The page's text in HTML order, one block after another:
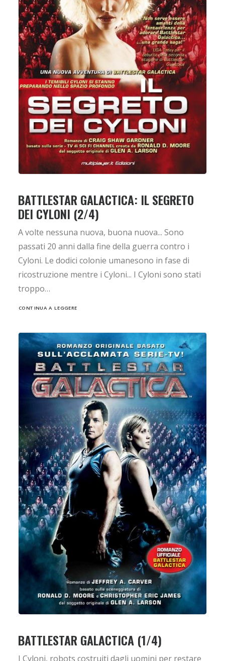
BATTLESTAR GALACTICA: IL SEGRETO
DEI CYLONI (2/4)
A volte nessuna nuova, buona nuova... Sono
passati 20 anni dalla fine della guerra contro i
Cyloni. Le dodici colonie umanesono in fase di
ricostruzione mentre i Cyloni... I Cyloni sono stati
troppo…
CONTINUA A LEGGERE
BATTLESTAR GALACTICA (1/4)
I Cyloni, robots costruiti dagli uomini per restare